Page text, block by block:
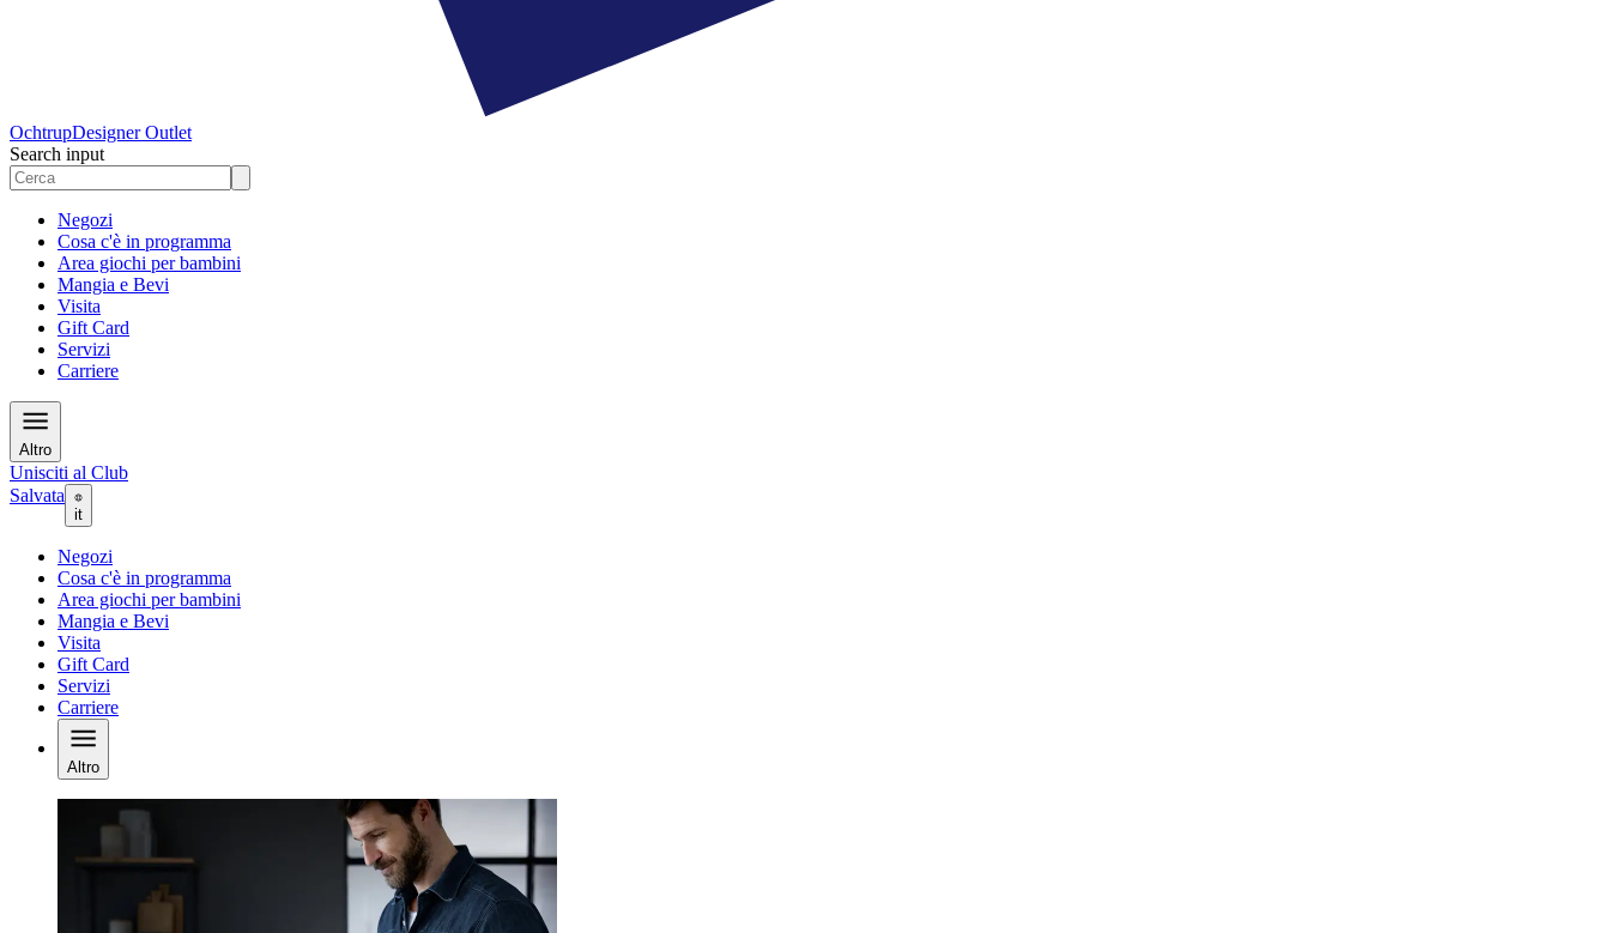
OchtrupDesigner Outlet
Search input
Negozi
Cosa c'è in programma
Area giochi per bambini
Mangia e Bevi
Visita
Gift Card
Servizi
Carriere
Altro
Unisciti al Club
Salvata
it
Negozi
Cosa c'è in programma
Area giochi per bambini
Mangia e Bevi
Visita
Gift Card
Servizi
Carriere
Altro